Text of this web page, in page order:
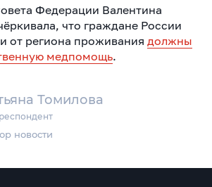
Томилова
новости
Федерации Валентина
что граждане России
от региона проживания должны
медпомощь.